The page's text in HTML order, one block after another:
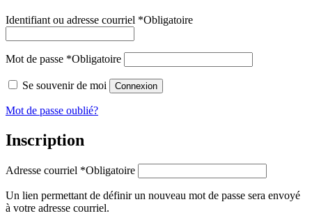
Identifiant ou adresse courriel *Obligatoire
Mot de passe *Obligatoire
Se souvenir de moi Connexion
Mot de passe oublié?
Inscription
Adresse courriel *Obligatoire
Un lien permettant de définir un nouveau mot de passe sera envoyé
à votre adresse courriel.